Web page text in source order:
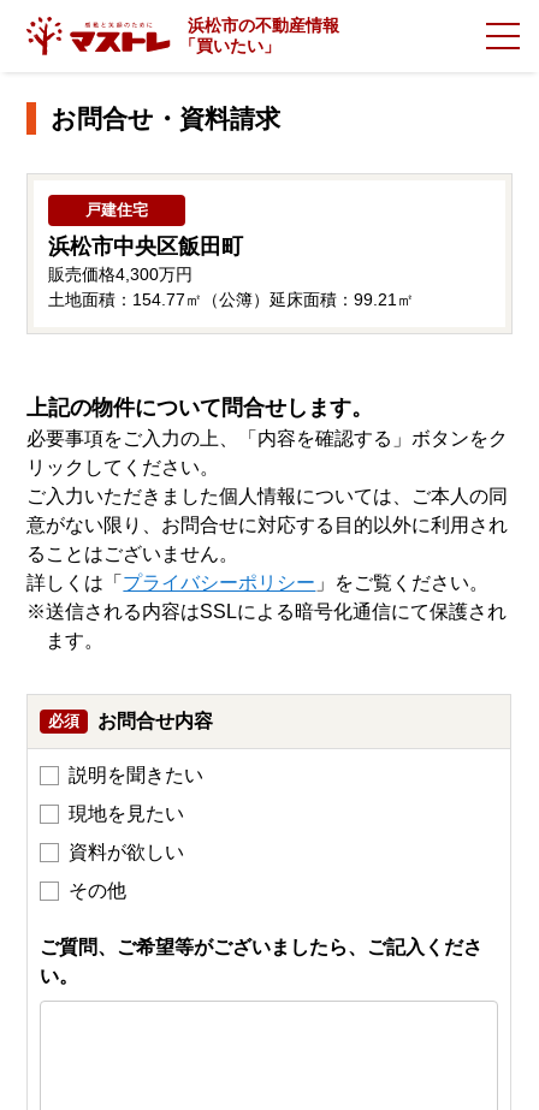
浜松市の不動産情報
「買いたい」
お問合せ・資料請求
戸建住宅
浜松市中央区飯田町
販売価格4,300万円
土地面積：154.77㎡（公簿）延床面積：99.21㎡
上記の物件について問合せします。
必要事項をご入力の上、「内容を確認する」ボタンをク
リックしてください。
ご入力いただきました個人情報については、ご本人の同
意がない限り、お問合せに対応する目的以外に利用され
ることはございません。
詳しくは「 プライバシーポリシー 」をご覧ください。
※送信される内容はSSLによる暗号化通信にて保護され
ます。
必須 お問合せ内容
説明を聞きたい
現地を見たい
資料が欲しい
その他
ご質問、ご希望等がございましたら、ご記入くださ
い。